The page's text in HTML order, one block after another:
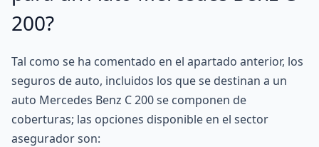
200?
Tal como se ha comentado en el apartado anterior, los
seguros de auto, incluidos los que se destinan a un
auto Mercedes Benz C 200 se componen de
coberturas; las opciones disponible en el sector
asegurador son: